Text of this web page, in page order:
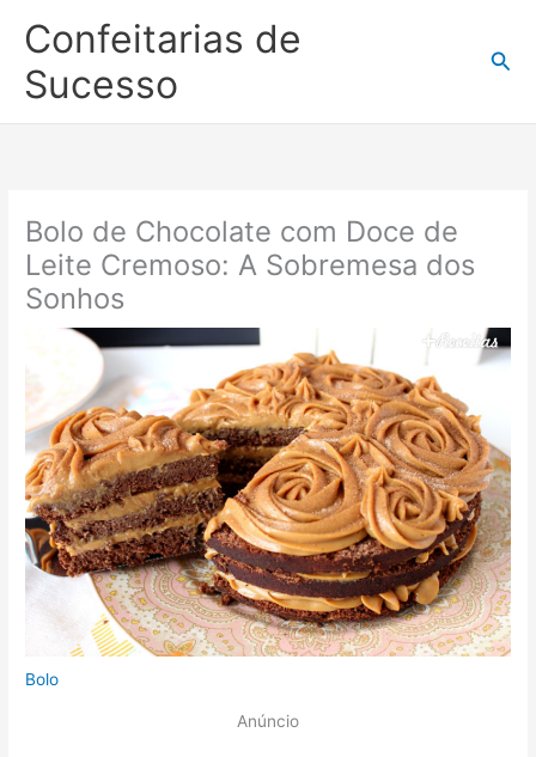
para
conteúdo
Confeitarias de
Sucesso
Bolo de Chocolate com Doce de
Leite Cremoso: A Sobremesa dos
Sonhos
Bolo
Anúncio